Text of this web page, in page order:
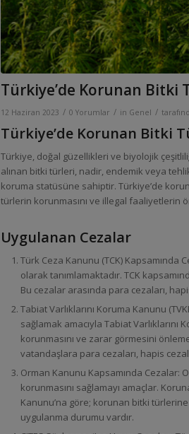
Türkiye’de Korunan Bitki
12 Haziran 2023 / 0 Yorumlar / in Genel /
Türkiye’de Korunan Bitki
Türkiye, doğal güzellikleri ve biyolojik
alınan bitki türleri, nadir, endemik veya
koruma statüsüne sahiptir. Türkiye’de
türlerin korunmasını ve illegal faaliyetlerin
Uygulanan Cezalar
Türk Ceza Kanunu (TCK)
olarak tanımlamaktadır. TCK
Bu cezalar arasında para cezaları,
Tabiat Varlıklarını Koruma Kanunu
sağlamak amacıyla Tabiat
korunmasını ve zarar görmesini
vatandaşlara para cezaları, hapis
Orman Kanunu Kapsamında Cezalar:
korunmasını sağlamayı amaçlar.
Kanunu’na göre; korunan bitki
uygulanma durumu vardır.